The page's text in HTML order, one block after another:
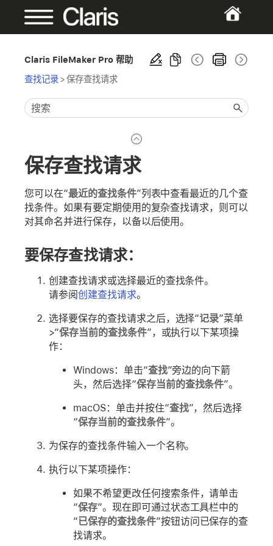
Claris FileMaker Pro 帮助
查找记录>保存查找请求
保存查找请求
您可以在“最近的查找条件”列表中查看最近的几个查
找条件。如果有要定期使用的复杂查找请求，则可以
对其命名并进行保存，以备以后使用。
要保存查找请求：
创建查找请求或选择最近的查找条件。
请参阅创建查找请求。
选择要保存的查找请求之后，选择“记录”菜单
>“保存当前的查找条件”，或执行以下某项操
作：
Windows：单击“查找”旁边的向下箭
头，然后选择“保存当前的查找条件”。
macOS：单击并按住“查找”，然后选择
“保存当前的查找条件”。
为保存的查找条件输入一个名称。
执行以下某项操作：
如果不希望更改任何搜索条件，请单击
“保存”。现在即可通过状态工具栏中的
“已保存的查找条件”按钮访问已保存的查
找请求。